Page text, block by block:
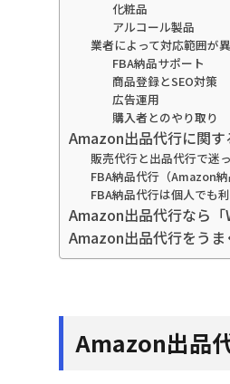
化粧品
アルコール製品
業者によって対応範囲が
FBA納品サポート
商品登録とSEO対策
広告運用
購入者とのやり取り
Amazon出品代行に関
販売代行と出品代行で迷
FBA納品代行（Amazon
FBA納品代行は個人でも
Amazon出品代行なら
Amazon出品代行をう
Amazon出品